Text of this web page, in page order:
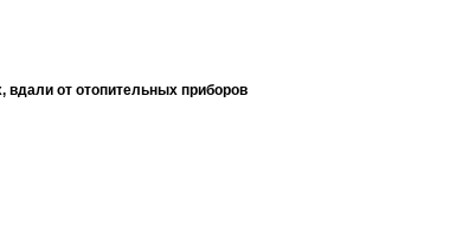
вдали от отопительных приборов